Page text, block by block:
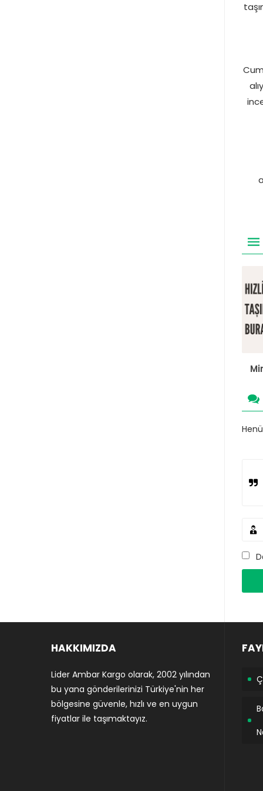
HAKKIMIZDA
Lider Ambar Kargo olarak, 2002 yılından
bu yana gönderilerinizi Türkiye'nin her
bölgesine güvenle, hızlı ve en uygun
fiyatlar ile taşımaktayız.